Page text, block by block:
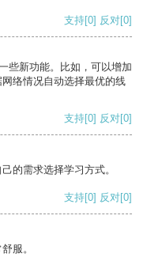
支持[0] 反对[0]
些新功能。比如，可以增加
络情况自动选择最优的线
支持[0] 反对[0]
的需求选择学习方式。
支持[0] 反对[0]
服。